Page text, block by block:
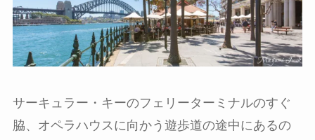
サーキュラー・キーのフェリーターミナルのすぐ
脇、オペラハウスに向かう遊歩道の途中にあるの